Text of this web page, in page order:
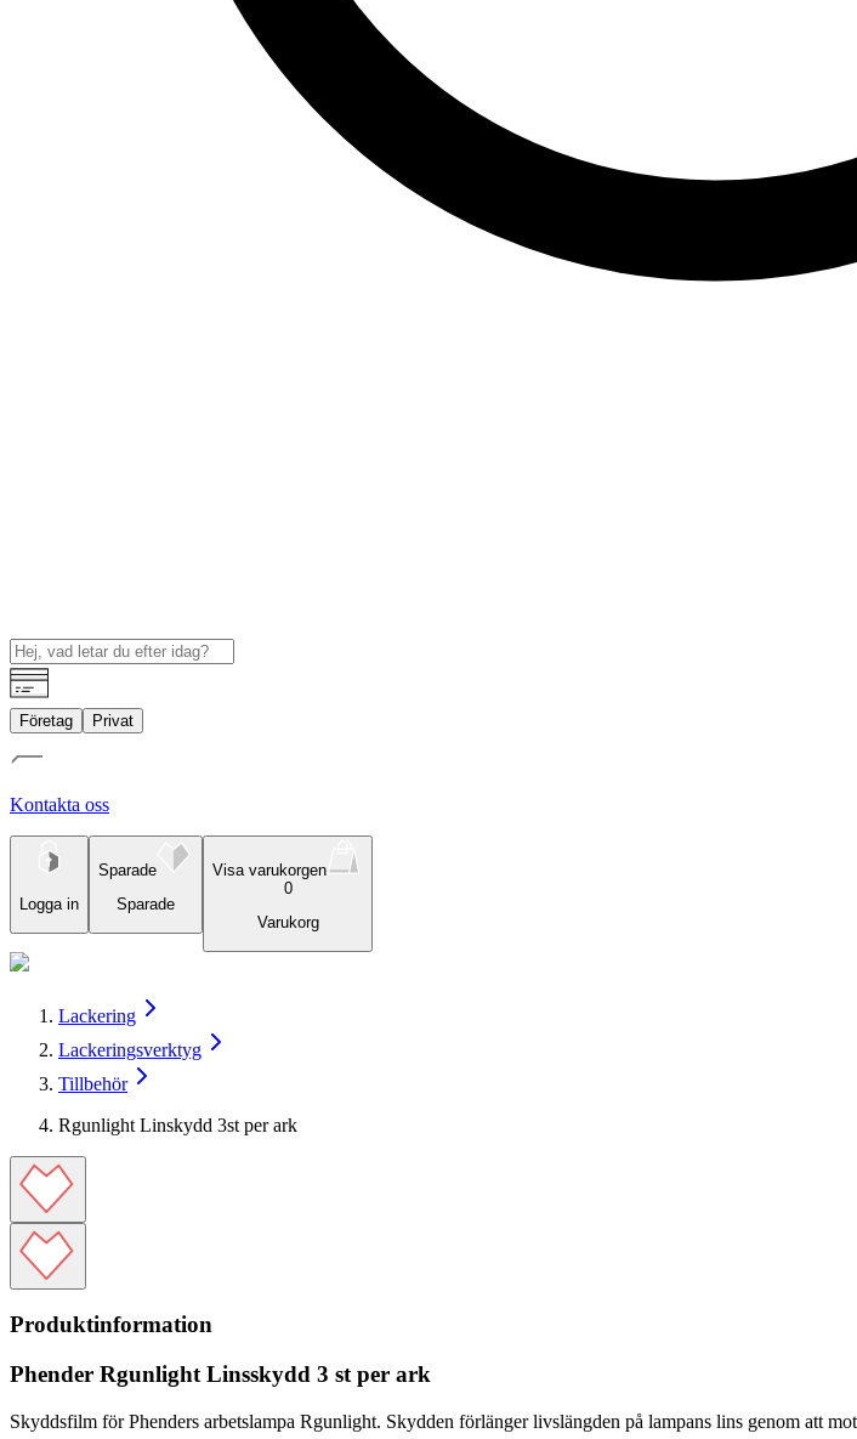
Företag Privat
Kontakta oss
Logga in
Sparade
Sparade
Visa varukorgen
0
Varukorg
Lackering
Lackeringsverktyg
Tillbehör
Rgunlight Linskydd 3st per ark
Produktinformation
Phender Rgunlight Linsskydd 3 st per ark
Skyddsfilm för Phenders arbetslampa Rgunlight. Skydden förlänger livslängden på lampans lins genom att